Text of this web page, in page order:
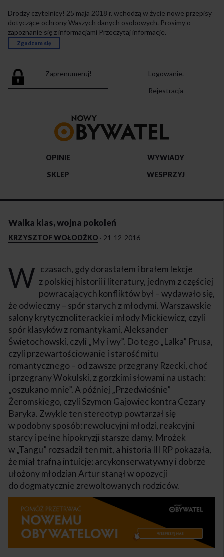
Drodzy czytelnicy! 25 maja 2018 r. wchodzą w życie nowe przepisy
dotyczące ochrony Waszych danych osobowych. Prosimy o
zapoznanie się z informacjami Przeczytaj informacje.
Zgadzam się
Zaprenumeruj!
Logowanie.
Rejestracja
strony
OPINIE
WYWIADY
SKLEP
WESPRZYJ
Walka klas, wojna pokoleń
KRZYSZTOF WOŁODŹKO · 21-12-2016
W czasach, gdy dorastałem i brałem lekcje
z polskiej historii i literatury, jednym z częściej
powracających konfliktów był – wydawało się,
że odwieczny – spór starych z młodymi. Warszawskie
salony krytycznoliterackie i młody Mickiewicz, czyli
spór klasyków z romantykami, Aleksander
Świętochowski, czyli „My i wy”. Do tego „Lalka” Prusa,
czyli przewartościowanie i starość mitu
romantycznego – od zawsze przegrany Rzecki, choć
i przegrany Wokulski, z gorzkimi słowami na ustach:
„oszukano mnie”. A później „Przedwiośnie”
Żeromskiego, czyli Szymon Gajowiec kontra Cezary
Baryka. Zwykle ten stereotyp powtarzał się
w podobny sposób: rewolucyjni młodzi, reakcyjni
starcy i pełne hipokryzji starsze damy. Mrożek
w „Tangu” rozsadził ten mit, a historia III RP pokazała,
że miał trafną intuicję: arcykonserwatywny i dobrze
ułożony młodzian Artur stanął w opozycji
do dogmatycznie zrewoltowanych rodziców.